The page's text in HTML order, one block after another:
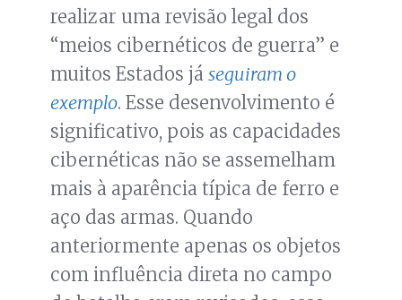
realizar uma revisão legal dos
“meios cibernéticos de guerra” e
muitos Estados já seguiram o
exemplo. Esse desenvolvimento é
significativo, pois as capacidades
cibernéticas não se assemelham
mais à aparência típica de ferro e
aço das armas. Quando
anteriormente apenas os objetos
com influência direta no campo